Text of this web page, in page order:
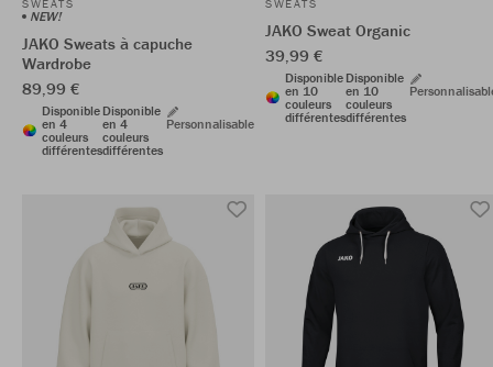
SWEATS
NEW!
JAKO Sweats à capuche
Wardrobe
89,99 €
Disponible
en 4
couleurs
différentes
Disponible
en 4
couleurs
différentes
Personnalisable
SWEATS
JAKO Sweat Organic
39,99 €
Disponible
en 10
couleurs
différentes
Disponible
en 10
couleurs
différentes